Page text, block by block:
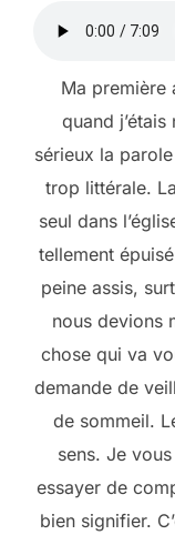
Ma première
quand
sérieux la
trop littérale.
seul dans
tellement
peine assis,
nous devions
chose qui va
demande de
de sommeil.
sens. Je
essayer de
bien signifier.